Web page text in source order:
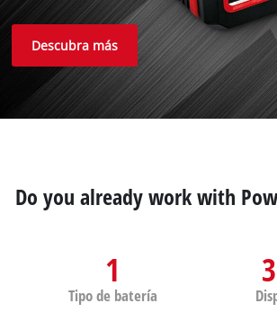
Descubra más
Do you already work with
1
Tipo de batería